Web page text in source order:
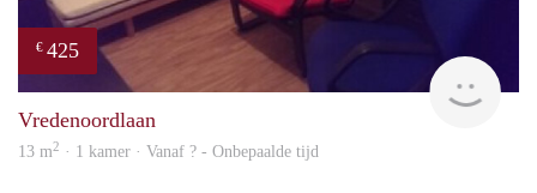
€ 425
Vredenoordlaan
13 m2 · 1 kamer · Vanaf ? - Onbepaalde tijd